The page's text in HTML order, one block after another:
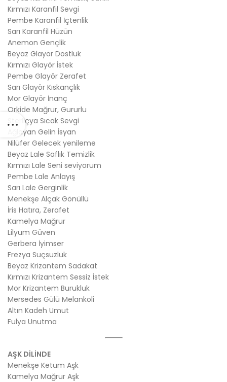
Kırmızı Karanfil Sevgi
Pembe Karanfil İçtenlik
Sarı Karanfil Hüzün
Anemon Gençlik
Beyaz Glayör Dostluk
Kırmızı Glayör İstek
Pembe Glayör Zerafet
Sarı Glayör Kıskançlık
Mor Glayör İnanç
Orkide Mağrur, Gururlu
Sterliçya Sıcak Sevgi
Ağlayan Gelin İsyan
Nilüfer Gelecek yenileme
Beyaz Lale Saflık Temizlik
Kırmızı Lale Seni seviyorum
Pembe Lale Anlayış
Sarı Lale Gerginlik
Menekşe Alçak Gönüllü
İris Hatıra, Zerafet
Kamelya Mağrur
Lilyum Güven
Gerbera İyimser
Frezya Suçsuzluk
Beyaz Krizantem Sadakat
Kırmızı Krizantem Sessiz İstek
Mor Krizantem Burukluk
Mersedes Gülü Melankoli
Altın Kadeh Umut
Fulya Unutma
AŞK DİLİNDE
Menekşe Ketum Aşk
Kamelya Mağrur Aşk